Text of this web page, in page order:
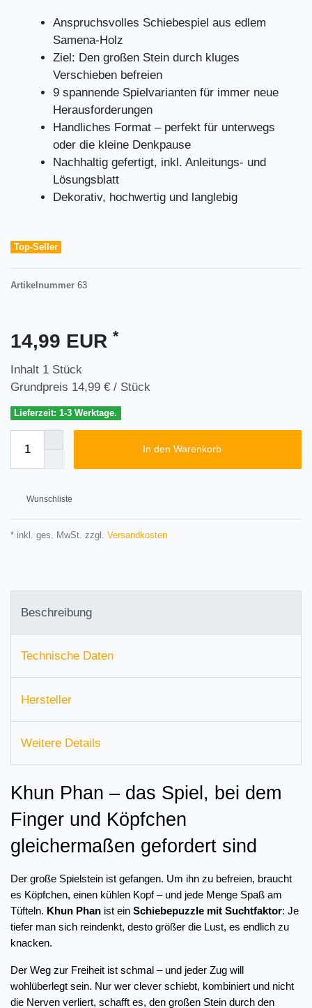
Anspruchsvolles Schiebespiel aus edlem
Samena-Holz
Ziel: Den großen Stein durch kluges
Verschieben befreien
9 spannende Spielvarianten für immer neue
Herausforderungen
Handliches Format – perfekt für unterwegs
oder die kleine Denkpause
Nachhaltig gefertigt, inkl. Anleitungs- und
Lösungsblatt
Dekorativ, hochwertig und langlebig
Top-Seller
Artikelnummer 63
14,99 EUR *
Inhalt 1 Stück
Grundpreis 14,99 € / Stück
Lieferzeit: 1-3 Werktage.
In den Warenkorb
Wunschliste
* inkl. ges. MwSt. zzgl. Versandkosten
Beschreibung
Technische Daten
Hersteller
Weitere Details
Khun Phan – das Spiel, bei dem
Finger und Köpfchen
gleichermaßen gefordert sind
Der große Spielstein ist gefangen. Um ihn zu befreien, braucht
es Köpfchen, einen kühlen Kopf – und jede Menge Spaß am
Tüfteln. Khun Phan ist ein Schiebepuzzle mit Suchtfaktor: Je
tiefer man sich reindenkt, desto größer die Lust, es endlich zu
knacken.
Der Weg zur Freiheit ist schmal – und jeder Zug will
wohlüberlegt sein. Nur wer clever schiebt, kombiniert und nicht
die Nerven verliert, schafft es, den großen Stein durch den